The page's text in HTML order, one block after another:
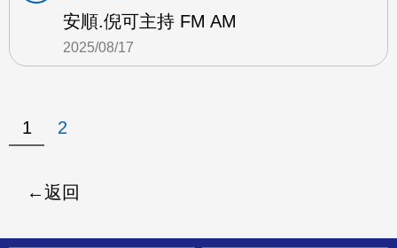
安順.倪可主持 FM AM
2025/08/17
1 2
返回